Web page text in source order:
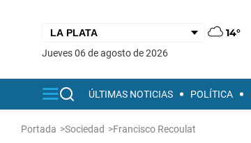
14°
jueves 06 de agosto de 2026
ÚLTIMAS NOTICIAS POLÍTICA
Portada >Sociedad >Francisco Recoulat